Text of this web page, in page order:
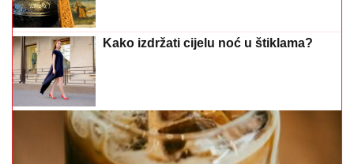
Kako izdržati cijelu noć u štiklama?